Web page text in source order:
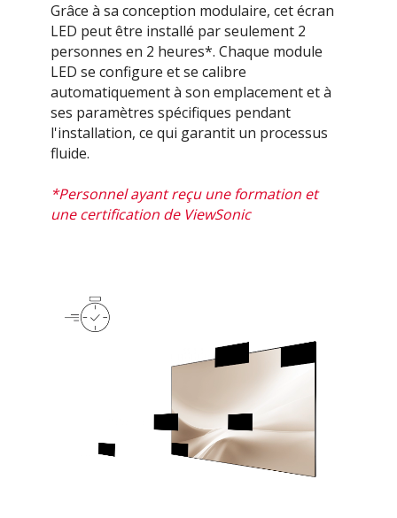
Grâce à sa conception modulaire, cet écran
LED peut être installé par seulement 2
personnes en 2 heures*. Chaque module
LED se configure et se calibre
automatiquement à son emplacement et à
ses paramètres spécifiques pendant
l'installation, ce qui garantit un processus
fluide.
*Personnel ayant reçu une formation et
une certification de ViewSonic